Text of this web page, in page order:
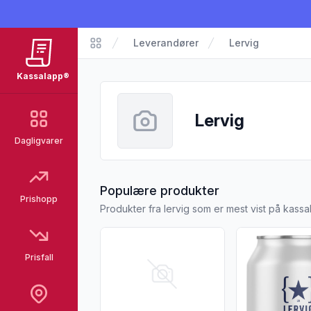
Kassalapp®
Dagligvarer
Prishopp
Prisfall
Kassalapp
Leverandører Lervig
Lervig
Populære produkterfra Lervig
Produkter fra lervig som er mest vist på
Vis flere detaljer for produktet "Fjordly
Vis flere